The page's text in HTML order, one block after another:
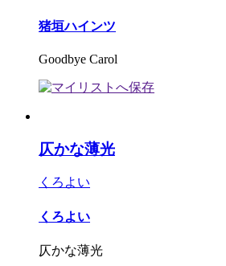
猪垣ハインツ
Goodbye Carol
仄かな薄光
くろよい
くろよい
仄かな薄光